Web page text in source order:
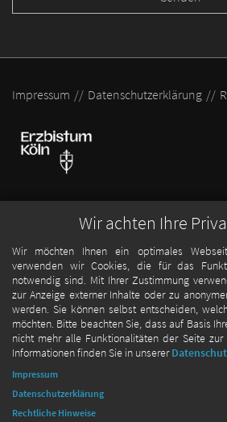
Wir achten Ihre
Wir möchten Ihnen ein optimales
verwenden wir Cookies, die für das
notwendig sind. Mit Ihrer Zustimmung
zur Anzeige externer Inhalte oder zu
werden. Sie können selbst entscheiden,
möchten. Bitte beachten Sie, dass auf Basis
nicht mehr alle Funktionalitäten der Seite zur
Informationen finden Sie in unserer
Impressum
Datenschutzerklärung
Rechtliche Hinweise
Impressum Datenschutzerklärung